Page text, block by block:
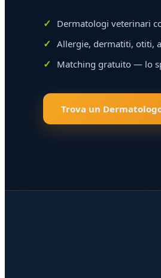
Dermatologi veterinari
Allergie, dermatiti, otiti,
Matching gratuito — lo
Trova un